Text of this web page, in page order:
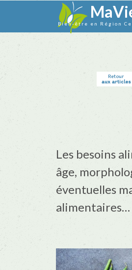
Bien-être en Région
Retour
aux articles
Les besoins
âge,
éventuelles
alimentaires…